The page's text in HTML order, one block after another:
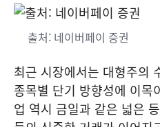
출처: 네이버페이 증권
최근 시장에서는 대형주의
종목별 단기 방향성에 이목
업 역시 금일과 같은 넓은